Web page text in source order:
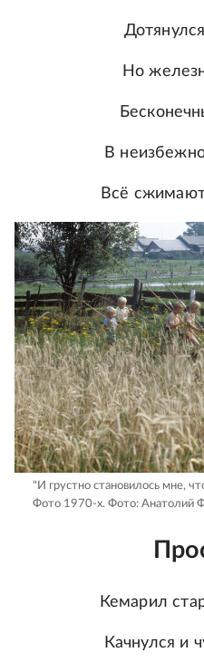
Но
В
Всё
"И грустно становилось мне,
Фото 1970-х. Фото: Анатолий
Кемарил
Качнулся и